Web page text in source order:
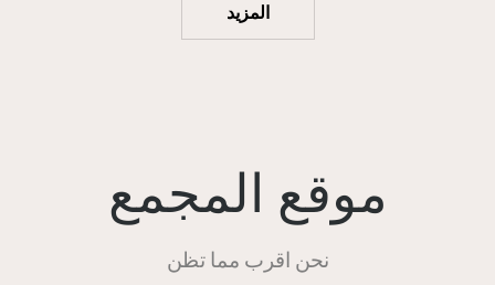
المزيد
موقع المجمع
نحن اقرب مما تظن